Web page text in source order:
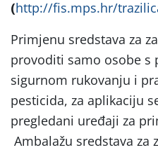
(http://fis.mps.hr/
Primjenu sredstava za
provoditi samo osobe s
sigurnom rukovanju i
pesticida, za aplikaciju
pregledani uređaji za
Ambalažu sredstava